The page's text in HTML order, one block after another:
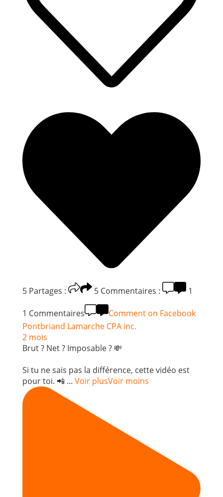
5 Partages : 5 Commentaires : 1
1 Commentaires
Comment on Facebook
Pontbriand Lamarche CPA inc.
2 mois
Brut ? Net ? Imposable ? 💸
Si tu ne sais pas la différence, cette vidéo est
pour toi. 📲 ... Voir plusVoir moins